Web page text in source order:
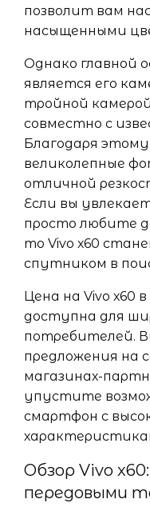
позволит вам
насыщенными
Однако главной
является его
тройной
совместно с
Благодаря
великолепные
отличной
Если вы
просто любите
то Vivo х60
спутником в
Цена на Vivo х60
доступна для
потребителей.
предложения на
магазинах-
упустите
смартфон с
Обзор Vivo
передовыми